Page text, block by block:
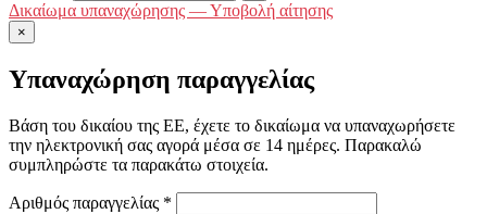
Δικαίωμα υπαναχώρησης — Υποβολή αίτησης
×
Υπαναχώρηση παραγγελίας
Βάση του δικαίου της ΕΕ, έχετε το δικαίωμα να υπαναχωρήσετε
την ηλεκτρονική σας αγορά μέσα σε 14 ημέρες. Παρακαλώ
συμπληρώστε τα παρακάτω στοιχεία.
Αριθμός παραγγελίας *